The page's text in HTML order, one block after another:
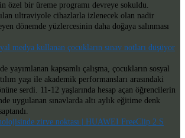
özel bir üreme programı devreye sokuldu.
ultraviyole cihazlarla izlenecek olan nadir
dönemde yüzlercesinin daha doğaya salınması
medya kullanan çocukların sınav notları düşüyor
yayımlanan kapsamlı çalışma, çocukların sosyal
yaşı ile akademik performansları arasındaki
serdi. 11-12 yaşlarında hesap açan öğrencilerin
uygulanan sınavlarda altı aylık eğitime denk
zirve noktası | HUAWEI FreeClip 2 S